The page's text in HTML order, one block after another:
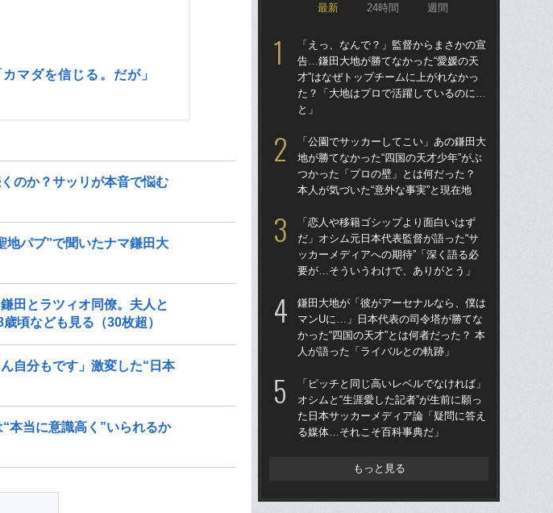
マダを信じる。だが」
のか？サッリが本音で悩む
地パブ”で聞いたナマ鎌田大
田とラツィオ同僚。夫人と
頃なども見る（30枚超）
自分もです」激変した“日本
本当に意識高く”いられるか
最新 24時間 週間
「えっ、なんで？」監督からまさかの宣
告…鎌田大地が勝てなかった“愛媛の天
才”はなぜトップチームに上がれなかっ
た？「大地はプロで活躍しているのに…
と」
「公園でサッカーしてこい」あの鎌田大
地が勝てなかった“四国の天才少年”がぶ
つかった「プロの壁」とは何だった？
本人が気づいた“意外な事実”と現在地
「恋人や移籍ゴシップより面白いはず
だ」オシム元日本代表監督が語った“サ
ッカーメディアへの期待”「深く語る必
要が…そういうわけで、ありがとう」
鎌田大地が「彼がアーセナルなら、僕は
マンUに…」日本代表の司令塔が勝てな
かった“四国の天才”とは何者だった？ 本
人が語った「ライバルとの軌跡」
「ピッチと同じ高いレベルでなければ」
オシムと“生涯愛した記者”が生前に願っ
た日本サッカーメディア論「疑問に答え
る媒体…それこそ百科事典だ」
もっと見る